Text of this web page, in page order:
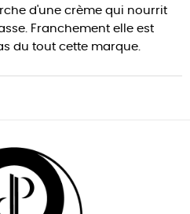
d'une crème qui nourrit
Franchement elle est
du tout cette marque.